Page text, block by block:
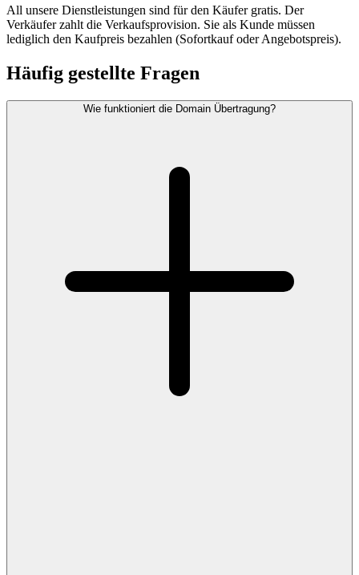
All unsere Dienstleistungen sind für den Käufer gratis. Der
Verkäufer zahlt die Verkaufsprovision. Sie als Kunde müssen
lediglich den Kaufpreis bezahlen (Sofortkauf oder Angebotspreis).
Häufig gestellte Fragen
Wie funktioniert die Domain Übertragung?